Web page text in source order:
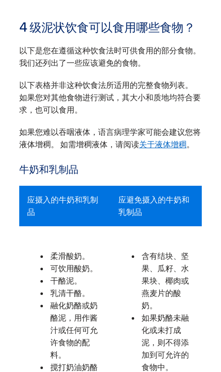
4 级泥状饮食可以食用哪些食物？
以下是您在遵循这种饮食法时可供食用的部分食物。
我们还列出了一些应该避免的食物。
以下表格并非这种饮食法所适用的完整食物列表。
如果您对其他食物进行测试，其大小和质地均符合要
求，也可以食用。
如果您难以吞咽液体，语言病理学家可能会建议您将
液体增稠。 如需增稠液体，请阅读关于液体增稠。
牛奶和乳制品
应摄入的牛奶和乳制
品
应避免摄入的牛奶和
乳制品
柔滑酸奶。
可饮用酸奶。
干酪泥。
乳清干酪。
融化奶酪或奶
酪泥，用作酱
汁或任何可允
许食物的配
料。
搅打奶油奶酪
含有结块、坚
果、瓜籽、水
果块、椰肉或
燕麦片的酸
奶。
如果奶酪未融
化或未打成
泥，则不得添
加到可允许的
食物中。